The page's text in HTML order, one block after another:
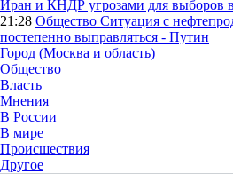
Иран и КНДР угрозами для
21:28 Общество Ситуация с
постепенно выправляться - Путин
Город (Москва и область)
Общество
Власть
Мнения
В России
В мире
Происшествия
Другое